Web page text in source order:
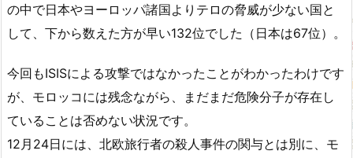
の中で日本やヨーロッパ諸国よりテロの脅威が少ない国と
して、下から数えた方が早い132位でした（日本は67位）。
今回もISISによる攻撃ではなかったことがわかったわけです
が、モロッコには残念ながら、まだまだ危険分子が存在し
ていることは否めない状況です。
12月24日には、北欧旅行者の殺人事件の関与とは別に、モ